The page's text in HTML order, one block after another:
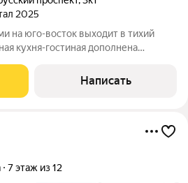
2025
на юго-восток выходит в тихий
кухня-гостиная дополнена
инфраструктура в пешей
детский сад,
Написать
7 этаж из 12